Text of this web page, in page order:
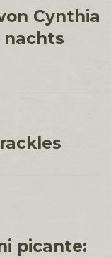
Cynthia
nachts
picante: